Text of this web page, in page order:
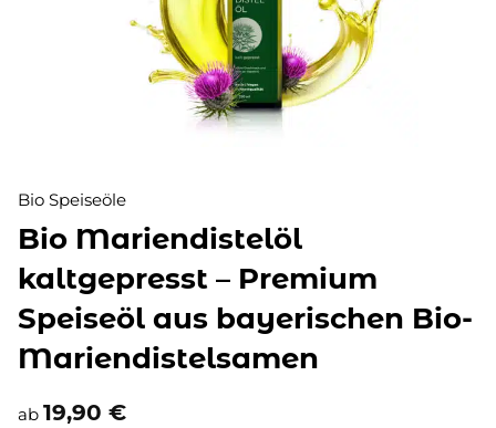
Bio Speiseöle
Bio Mariendistelöl
kaltgepresst – Premium
Speiseöl aus bayerischen Bio-
Mariendistelsamen
ab 19,90 €